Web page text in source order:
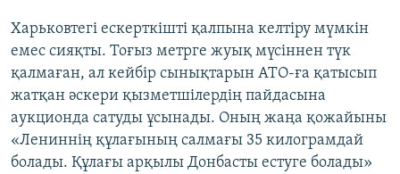
Харьковтегі ескерткішті қалпына келтіру мүмкін
емес сияқты. Тоғыз метрге жуық мүсіннен түк
қалмаған, ал кейбір сынықтарын АТО-ға қатысып
жатқан әскери қызметшілердің пайдасына
аукционда сатуды ұсынады. Оның жаңа қожайыны
«Лениннің құлағының салмағы 35 килограмдай
болады. Құлағы арқылы Донбасты естуге болады»